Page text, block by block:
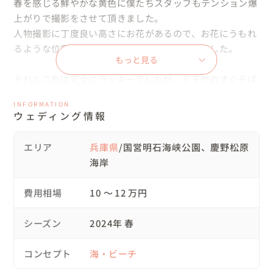
春を感じる鮮やかな黄色に僕たちスタッフもテンション爆
上がりで撮影をさせて頂きました。
人物撮影に丁度良い高さにお花があるので、お花にうもれ
るような位置に立って頂き撮影をさせて頂きました。
それとこれは完全にラッキーでしたが、ミモザのすぐそば
上旬ぐらいだったそうです、タイミングを合わせれば3月
上旬なら、満開の桜とミモザの両方とで撮影を行う事がで
ミモザゾーンの後は園内の各地でも撮影。
い。
その後、明石海峡公園での撮影を終え、車で約1時間、慶
この日は風が強めの日だったのですが、海辺という事でよ
もっと見る
INFORMATION
ウェディング情報
エリア 兵庫県/国営明石海峡公園、慶野松原
海岸
費用相場 10 〜 12 万円
シーズン 2024年 春
コンセプト 海・ビーチ